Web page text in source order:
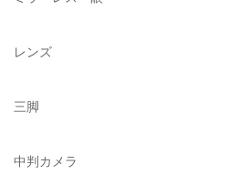
A-POWER (エー・パワー)
ACQUAPAZZA（アクアパッツァ）
レンズ
三脚
中判カメラ